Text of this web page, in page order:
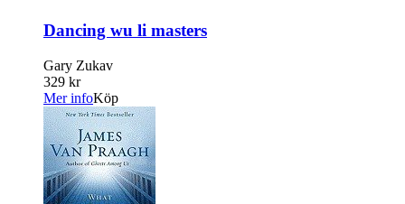
Dancing wu li masters
Gary Zukav
329 kr
Mer infoKöp